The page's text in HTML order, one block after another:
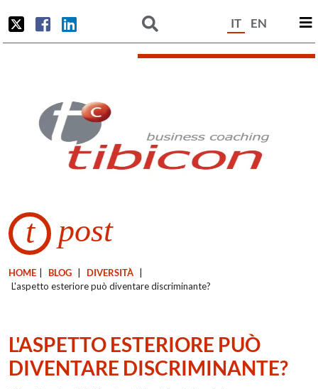
IT EN
t post
HOME BLOG DIVERSITÀ
L'aspetto esteriore può diventare discriminante?
L'ASPETTO ESTERIORE PUÒ
DIVENTARE DISCRIMINANTE?